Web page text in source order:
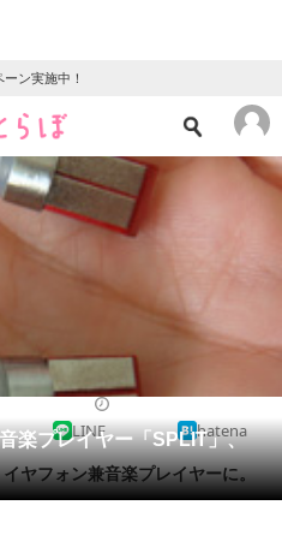
ン実施中！
ニュース
クイズ
リサーチ
楽プレイヤー「SPLIT」、
LINE hatena
ヤフォン兼音楽プレイヤーに。